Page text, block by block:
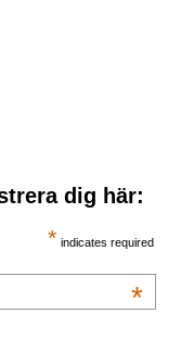
dig här:
* indicates required
*